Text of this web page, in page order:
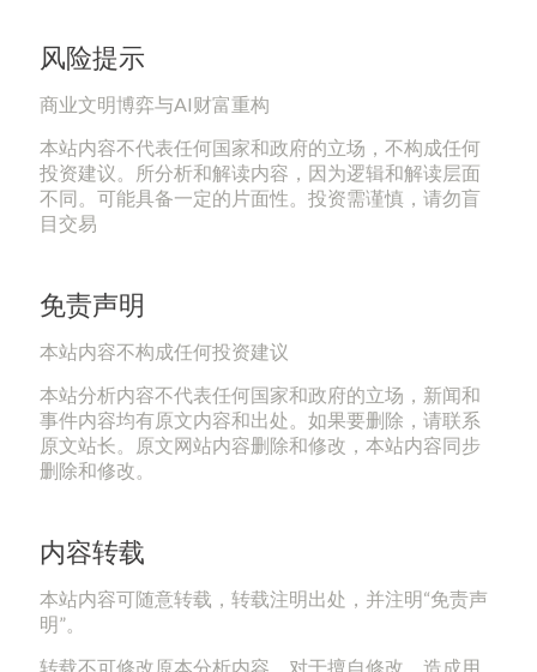
风险提示
商业文明博弈与AI财富重构
本站内容不代表任何国家和政府的立场，不构成任何
投资建议。所分析和解读内容，因为逻辑和解读层面
不同。可能具备一定的片面性。投资需谨慎，请勿盲
目交易
免责声明
本站内容不构成任何投资建议
本站分析内容不代表任何国家和政府的立场，新闻和
事件内容均有原文内容和出处。如果要删除，请联系
原文站长。原文网站内容删除和修改，本站内容同步
删除和修改。
内容转载
本站内容可随意转载，转载注明出处，并注明“免责声
明”。
转载不可修改原本分析内容，对于擅自修改，造成用